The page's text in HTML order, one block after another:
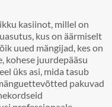
kasiinot, millel on
kus on äärmiselt
uued mängijad, kes on
kohese juurdepääsu
üks asi, mida tasub
pakuvad